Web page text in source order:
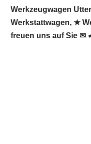
Werkzeugwagen
Werkstattwagen, ★
freuen uns auf Sie ✉